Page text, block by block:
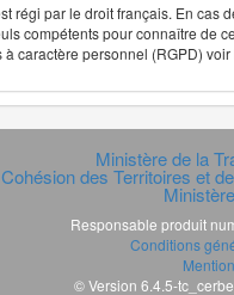
régi par le droit français. En cas
compétents pour connaître de
caractère personnel (RGPD) voir
Ministère de la
des Territoires et
Responsable produit
Conditions
© Version 6.4.5-